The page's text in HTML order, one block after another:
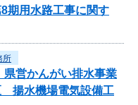
用水路工事に関す
所
営かんがい排水事業
揚水機場電気設備工